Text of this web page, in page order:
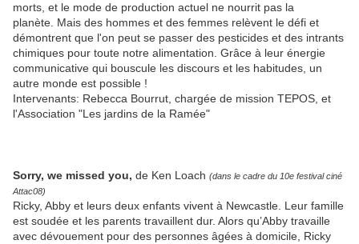
morts, et le mode de production actuel ne nourrit pas la
planète. Mais des hommes et des femmes relèvent le défi et
démontrent que l'on peut se passer des pesticides et des intrants
chimiques pour toute notre alimentation. Grâce à leur énergie
communicative qui bouscule les discours et les habitudes, un
autre monde est possible !
Intervenants: Rebecca Bourrut, chargée de mission TEPOS, et
l'Association "Les jardins de la Ramée"
Sorry, we missed you, de Ken Loach (dans le cadre du 10e festival ciné
Attac08)
Ricky, Abby et leurs deux enfants vivent à Newcastle. Leur famille
est soudée et les parents travaillent dur. Alors qu’Abby travaille
avec dévouement pour des personnes âgées à domicile, Ricky